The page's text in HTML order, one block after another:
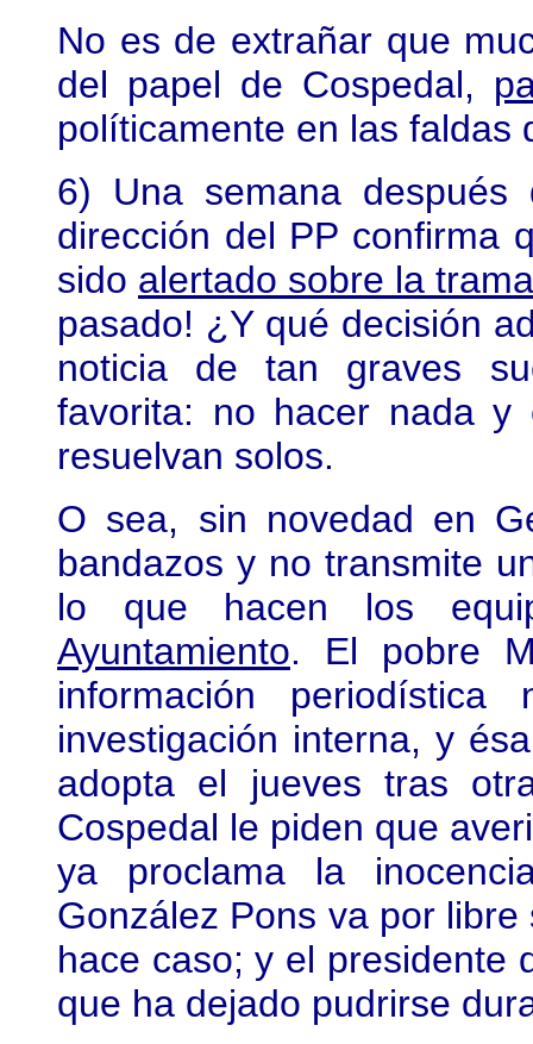
No es de extrañar que
del papel de Cospedal,
políticamente en las faldas
6) Una semana
dirección del PP confirma
sido alertado sobre la
pasado! ¿Y qué decisión
noticia de tan graves
favorita: no hacer nada
resuelvan solos.
O sea, sin novedad en
bandazos y no transmite
lo que hacen los
Ayuntamiento. El pobre
información
investigación interna, y
adopta el jueves tras
Cospedal le piden que
ya proclama la
González Pons va por
hace caso; y el presidente
que ha dejado pudrirse